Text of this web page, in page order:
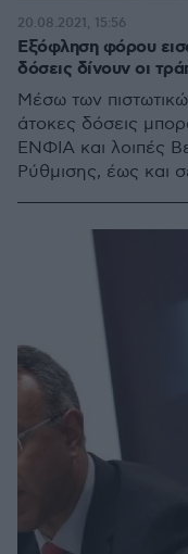
Εξόφληση φόρου
δόσεις δίνουν οι
Μέσω των
άτοκες δόσεις
ΕΝΦΙΑ και λοιπές
Ρύθμισης, έως και
20.08.2021, 15:56